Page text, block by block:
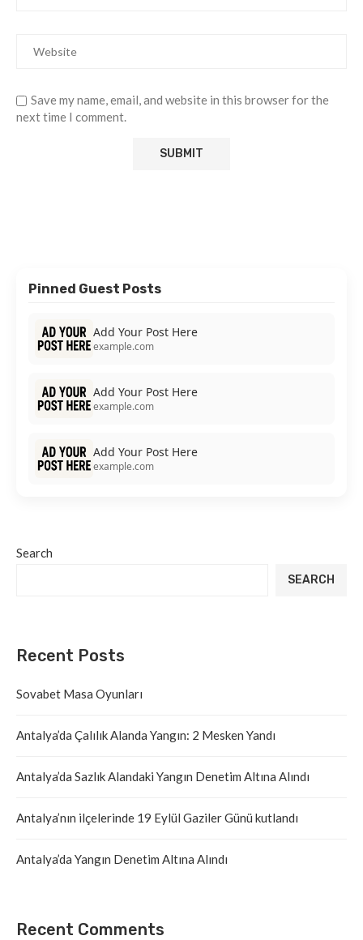
Save my name, email, and website in this browser for the
next time I comment.
Pinned Guest Posts
Add Your Post Here
example.com
Add Your Post Here
example.com
Add Your Post Here
example.com
Search
SEARCH
Recent Posts
Sovabet Masa Oyunları
Antalya’da Çalılık Alanda Yangın: 2 Mesken Yandı
Antalya’da Sazlık Alandaki Yangın Denetim Altına Alındı
Antalya’nın ilçelerinde 19 Eylül Gaziler Günü kutlandı
Antalya’da Yangın Denetim Altına Alındı
Recent Comments